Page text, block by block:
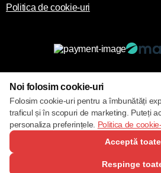
Politica de cookie-uri
Noi folosim cookie-uri
Folosim cookie-uri pentru a îmbunătăți
traficul și în scopuri de marketing. Puteți
personaliza preferințele. Politica de
Acceptă toate
Respinge